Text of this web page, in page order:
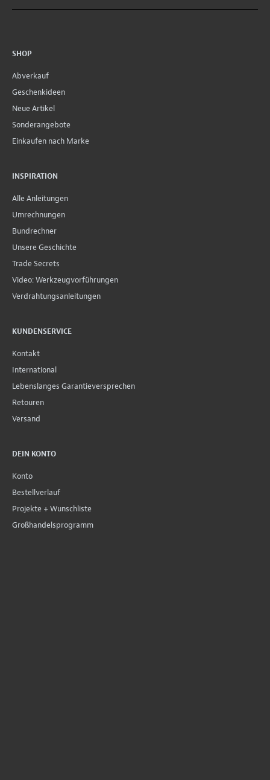
SHOP
Abverkauf
Geschenkideen
Neue Artikel
Sonderangebote
Einkaufen nach Marke
INSPIRATION
Alle Anleitungen
Umrechnungen
Bundrechner
Unsere Geschichte
Trade Secrets
Video: Werkzeugvorführungen
Verdrahtungsanleitungen
KUNDENSERVICE
Kontakt
International
Lebenslanges Garantieversprechen
Retouren
Versand
DEIN KONTO
Konto
Bestellverlauf
Projekte + Wunschliste
Großhandelsprogramm